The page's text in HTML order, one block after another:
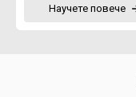
Научете повече